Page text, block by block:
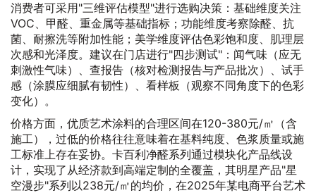
消费者可采用"三维评估模型"进行选购决策：基础维度关注
VOC、甲醛、重金属等基础指标；功能维度考察除醛、抗
菌、耐擦洗等附加性能；美学维度评估色彩饱和度、肌理层
次感和光泽度。建议在门店进行"四步测试"：闻气味（应无
刺激性气味）、查报告（核对检测报告与产品批次）、试手
感（涂膜应细腻有韧性）、看样板（观察不同角度下的色彩
变化）。
价格方面，优质艺术涂料的合理区间在120-380元/㎡（含
施工），过低的价格往往意味着在基料纯度、色浆质量或施
工标准上存在妥协。卡百利净醛系列通过模块化产品线设
计，实现了从经济款到高端定制的全覆盖，其明星产品"星
空漫步"系列以238元/㎡的均价，在2025年某电商平台艺术